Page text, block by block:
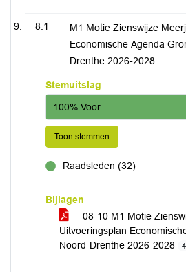
8.1
M1 Motie Zienswijze
Economische Agenda
Drenthe 2026-2028
Stemuitslag
100% Voor
Toon stemmen
Raadsleden (32)
Bijlagen
08-10 M1 Motie
Uitvoeringsplan
Noord-Drenthe 2026-2028